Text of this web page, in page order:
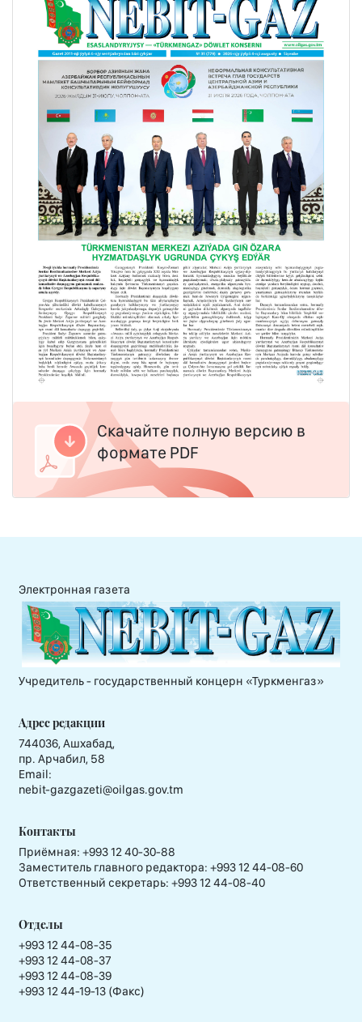
Скачайте полную версию в
формате PDF
Электронная газета
Учредитель - государственный концерн «Туркменгаз»
Адрес редакции
744036, Ашхабад,
пр. Арчабил, 58
Email:
nebit-gazgazeti@oilgas.gov.tm
Контакты
Приёмная: +993 12 40-30-88
Заместитель главного редактора: +993 12 44-08-60
Ответственный секретарь: +993 12 44-08-40
Отделы
+993 12 44-08-35
+993 12 44-08-37
+993 12 44-08-39
+993 12 44-19-13 (Факс)